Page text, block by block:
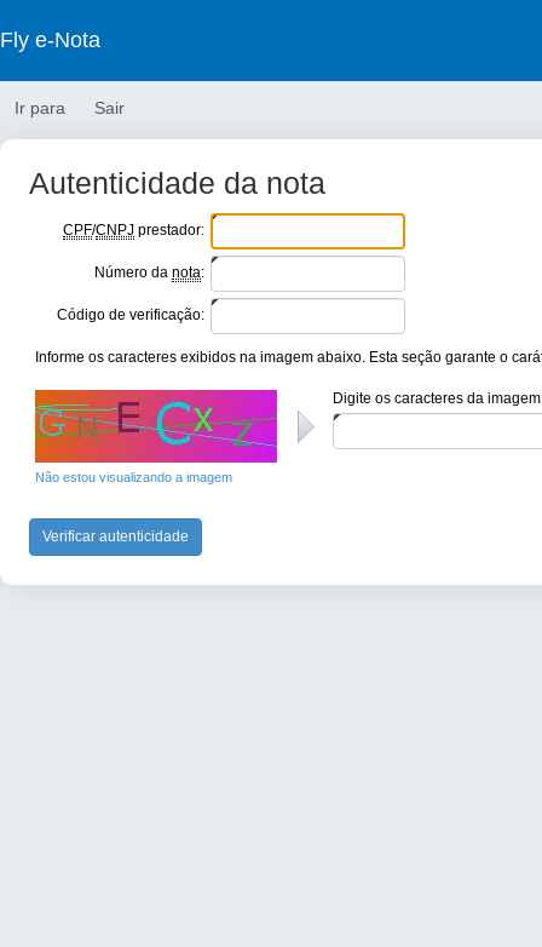
Fly e-Nota
Ir para Sair
Autenticidade da nota
CPF/CNPJ prestador:
Número da nota:
Código de verificação:
Informe os caracteres exibidos na imagem abaixo. Esta seção garante o
Não estou visualizando a imagem
Digite os caracteres da